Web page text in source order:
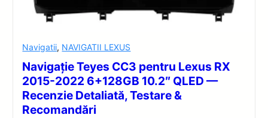
Navigatii, NAVIGATII LEXUS
Navigație Teyes CC3 pentru Lexus RX
2015-2022 6+128GB 10.2″ QLED —
Recenzie Detaliată, Testare &
Recomandări